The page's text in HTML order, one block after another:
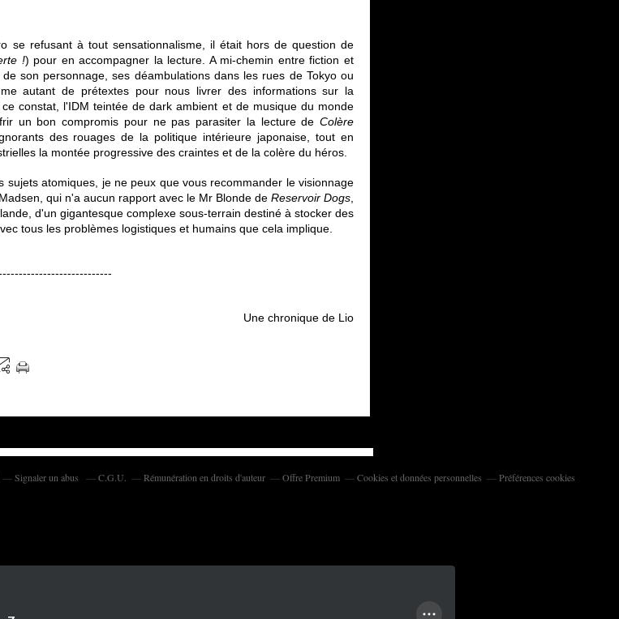
se refusant à tout sensationnalisme, il était hors de question de
!) pour en accompagner la lecture. A mi-chemin entre fiction et
son personnage, ses déambulations dans les rues de Tokyo ou
autant de prétextes pour nous livrer des informations sur la
constat, l'IDM teintée de dark ambient et de musique du monde
un bon compromis pour ne pas parasiter la lecture de Colère
des rouages de la politique intérieure japonaise, tout en
la montée progressive des craintes et de la colère du héros.
atomiques, je ne peux que vous recommander le visionnage
qui n'a aucun rapport avec le Mr Blonde de Reservoir Dogs,
d'un gigantesque complexe sous-terrain destiné à stocker des
tous les problèmes logistiques et humains que cela implique.
Une chronique de Lio
Signaler un abus C.G.U. Rémunération en droits d'auteur Offre Premium Cookies et données personnelles Préférences cookies